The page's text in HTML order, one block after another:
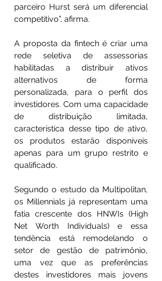
parceiro Hurst será um diferencial
competitivo”, afirma.
A proposta da fintech é criar uma
rede seletiva de assessorias
habilitadas a distribuir ativos
alternativos de forma
personalizada, para o perfil dos
investidores. Com uma capacidade
de distribuição limitada,
característica desse tipo de ativo,
os produtos estarão disponíveis
apenas para um grupo restrito e
qualificado.
Segundo o estudo da Multipolitan,
os Millennials já representam uma
fatia crescente dos HNWIs (High
Net Worth Individuals) e essa
tendência está remodelando o
setor de gestão de patrimônio,
uma vez que as preferências
destes investidores mais jovens